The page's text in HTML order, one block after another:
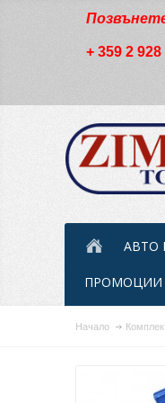
+ 359 2 928
АВТО
ПРОМОЦИИ
Начало